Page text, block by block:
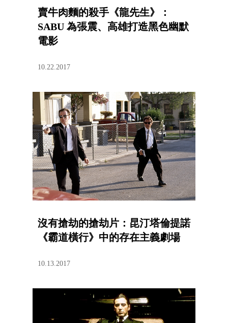
賣牛肉麵的殺手《龍先生》：
SABU 為張震、高雄打造黑色幽默
電影
10.22.2017
沒有搶劫的搶劫片：昆汀塔倫提諾
《霸道橫行》中的存在主義劇場
10.13.2017